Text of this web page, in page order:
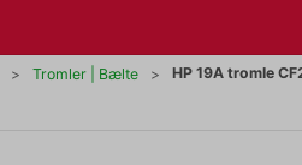
Tromler | Bælte HP 19A tromle